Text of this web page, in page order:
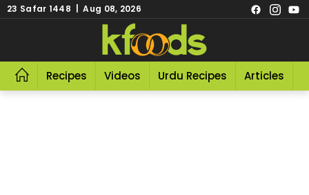
23 Safar 1448 | Aug 08, 2026
Recipes Videos Urdu Recipes Articles